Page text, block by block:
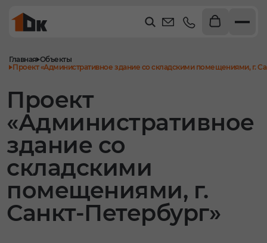
Проект
«Административное
здание со
складскими
помещениями, г.
Санкт-Петербург»
Главная Объекты
Проект «Административное здание со складскими помещениями, г.